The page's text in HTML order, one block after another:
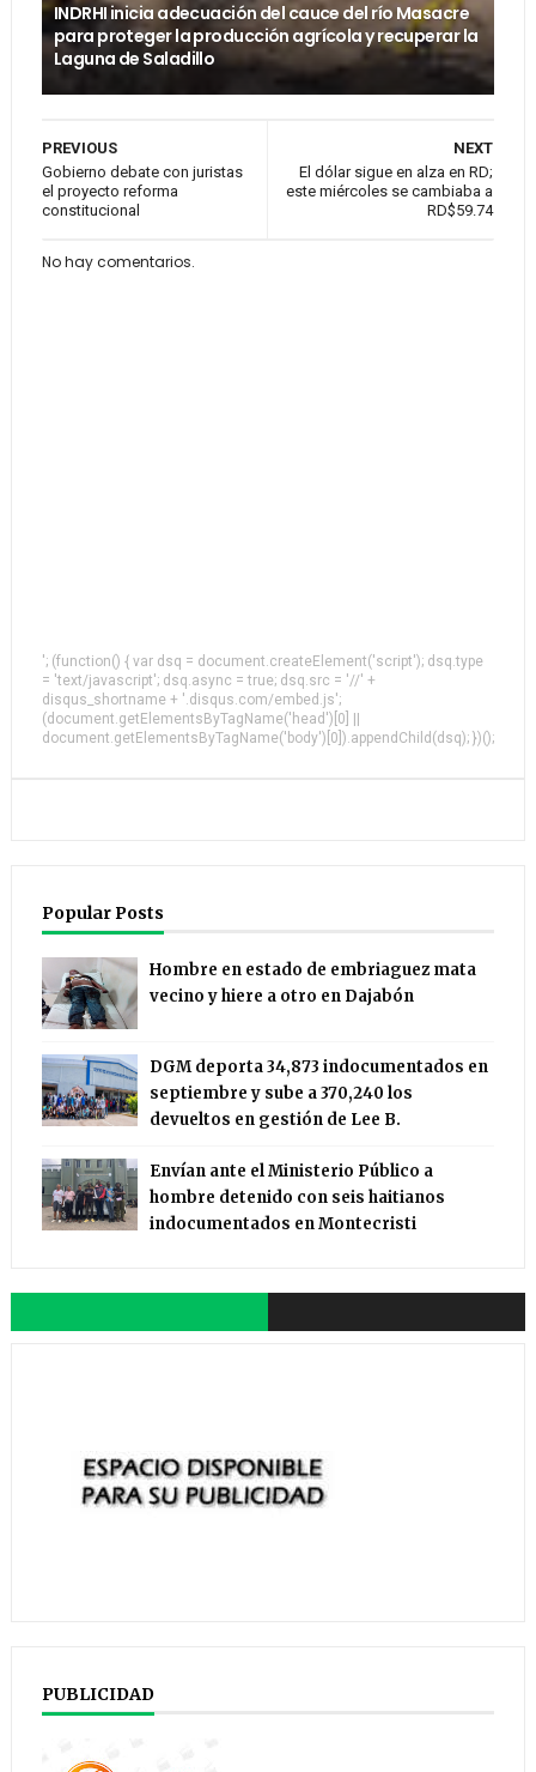
INDRHI inicia adecuación del cauce del río Masacre
para proteger la producción agrícola y recuperar la
Laguna de Saladillo
NEXT
El dólar sigue en alza en RD;
este miércoles se cambiaba a
RD$59.74
PREVIOUS
Gobierno debate con juristas
el proyecto reforma
constitucional
No hay comentarios.
'; (function() { var dsq = document.createElement('script'); dsq.type
= 'text/javascript'; dsq.async = true; dsq.src = '//' +
disqus_shortname + '.disqus.com/embed.js';
(document.getElementsByTagName('head')[0] ||
document.getElementsByTagName('body')[0]).appendChild(dsq); })();
Popular Posts
Hombre en estado de embriaguez mata
vecino y hiere a otro en Dajabón
DGM deporta 34,873 indocumentados en
septiembre y sube a 370,240 los
devueltos en gestión de Lee B.
Envían ante el Ministerio Público a
hombre detenido con seis haitianos
indocumentados en Montecristi
PUBLICIDAD